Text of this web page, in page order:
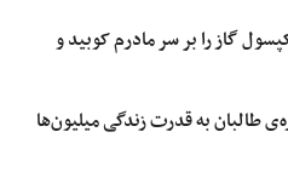
گاز را بر سر مادرم کوبید و
طالبان به قدرت زندگی میلیون‌ها